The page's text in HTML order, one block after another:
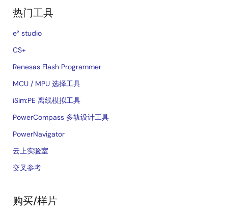
热门工具
e² studio
CS+
Renesas Flash Programmer
MCU / MPU 选择工具
iSim:PE 离线模拟工具
PowerCompass 多轨设计工具
PowerNavigator
云上实验室
交叉参考
购买/样片